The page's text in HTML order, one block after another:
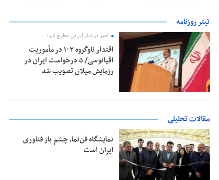
تیتر روزنامه
امیر دریادار ایرانی مطرح کرد؛
اقتدار ناوگروه ۱۰۳ در مأموریت‌
اقیانوسی/ ۵ درخواست ایران در
رزمایش میلان تصویب شد
مقالات تحلیلی
نمایشگاه فن‌نما، چشم باز فناوری
ایران است